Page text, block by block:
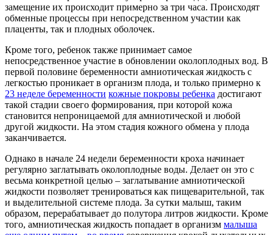
замещение их происходит примерно за три часа. Происходят
обменные процессы при непосредственном участии как
плаценты, так и плодных оболочек.
Кроме того, ребенок также принимает самое
непосредственное участие в обновлении околоплодных вод. В
первой половине беременности амниотическая жидкость с
легкостью проникает в организм плода, и только примерно к
23 неделе беременности кожные покровы ребенка достигают
такой стадии своего формирования, при которой кожа
становится непроницаемой для амниотической и любой
другой жидкости. На этом стадия кожного обмена у плода
заканчивается.
Однако в начале 24 недели беременности кроха начинает
регулярно заглатывать околоплодные воды. Делает он это с
весьма конкретной целью – заглатывание амниотической
жидкости позволяет тренироваться как пищеварительной, так
и выделительной системе плода. За сутки малыш, таким
образом, перерабатывает до полутора литров жидкости. Кроме
того, амниотическая жидкость попадает в организм малыша